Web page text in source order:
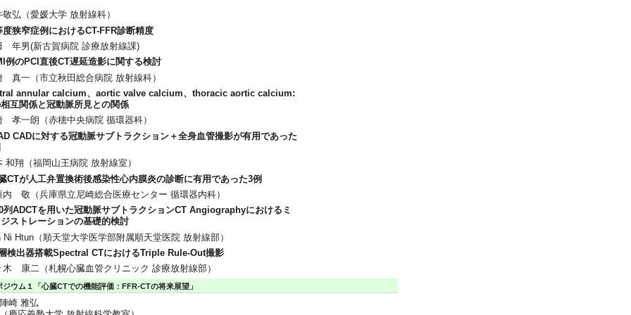
弘（愛媛大学 放射線科）
度狭窄症例におけるCT-FFR診断精度
年男(新古賀病院 診療放射線課)
例のPCI直後CT遅延造影に関する検討
真一（市立秋田総合病院 放射線科）
annular calcium、aortic valve calcium、thoracic aortic calcium:
互関係と冠動脈所見との関係
孝一朗（赤穂中央病院 循環器科）
CADに対する冠動脈サブトラクション＋全身血管撮影が有用であった
和翔（福岡山王病院 放射線室）
CTが人工弁置換術後感染性心内膜炎の診断に有用であった3例
内 敬（兵庫県立尼崎総合医療センター 循環器内科）
列ADCTを用いた冠動脈サブトラクションCT Angiographyにおけるミ
ストレーションの基礎的検討
Ni Htun（順天堂大学医学部附属順天堂医院 放射線部）
検出器搭載Spectral CTにおけるTriple Rule-Out撮影
木 康二（札幌心臓血管クリニック 診療放射線部）
ジウム１「心臓CTでの機能評価：FFR-CTの将来展望」
陣崎 雅弘